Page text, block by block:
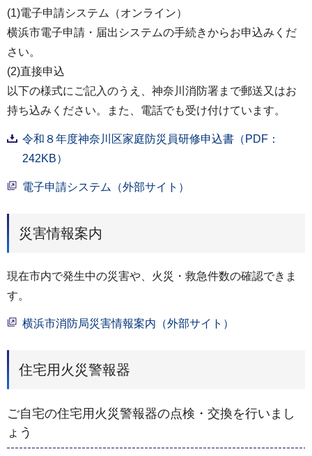
(1)電子申請システム（オンライン）
横浜市電子申請・届出システムの手続きからお申込みくだ
さい。
(2)直接申込
以下の様式にご記入のうえ、神奈川消防署まで郵送又はお
持ち込みください。また、電話でも受け付けています。
令和８年度神奈川区家庭防災員研修申込書（PDF：
242KB）
電子申請システム（外部サイト）
災害情報案内
現在市内で発生中の災害や、火災・救急件数の確認できま
す。
横浜市消防局災害情報案内（外部サイト）
住宅用火災警報器
ご自宅の住宅用火災警報器の点検・交換を行いまし
ょう